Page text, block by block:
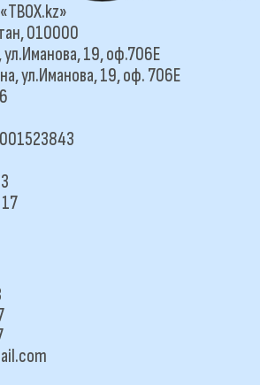
010000
19, оф.706Е
ул.Иманова, 19, оф. 706Е